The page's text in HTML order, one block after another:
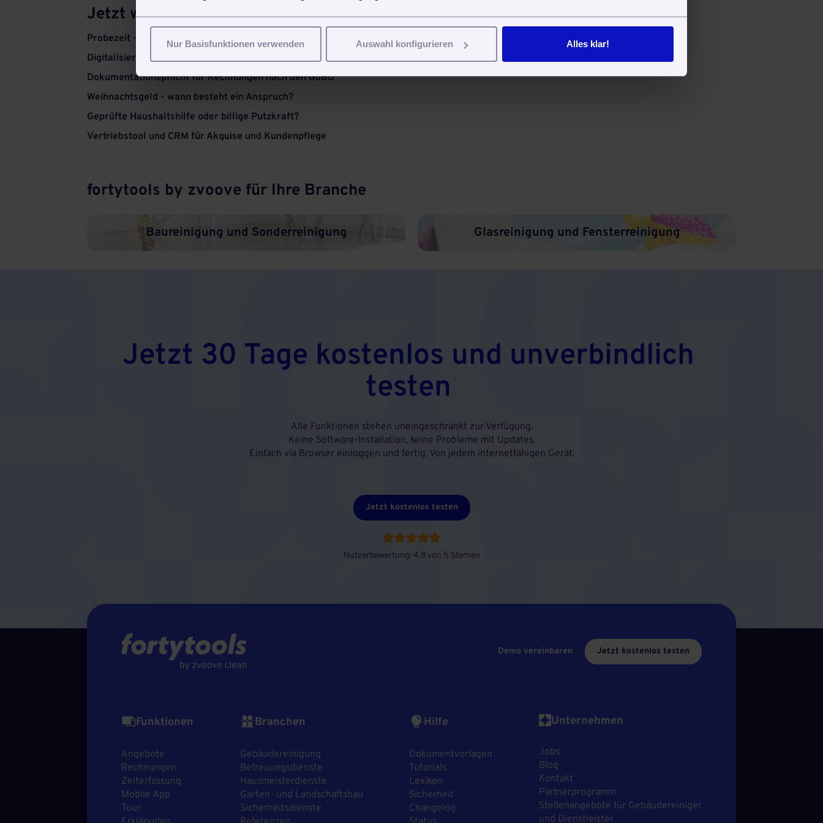
Nur Basisfunktionen verwenden Auswahl konfigurieren Alles klar!
Jetzt weiterlesen
Probezeit - Was ich als Arbeitgeber wissen muss
Digitalisierung in der Gebäudereinigung
Dokumentationspflicht für Rechnungen nach den GoBD
Weihnachtsgeld - wann besteht ein Anspruch?
Geprüfte Haushaltshilfe oder billige Putzkraft?
Vertriebstool und CRM für Akquise und Kundenpflege
fortytools by zvoove für Ihre Branche
Baureinigung und Sonderreinigung Glasreinigung und Fensterreinigung
Jetzt 30 Tage kostenlos und unverbindlich
testen
Alle Funktionen stehen uneingeschränkt zur Verfügung.
Keine Software-Installation, keine Probleme mit Updates.
Einfach via Browser einloggen und fertig. Von jedem internetfähigen Gerät.
Jetzt kostenlos testen
Nutzerbewertung: 4,8 von 5 Sternen
Demo vereinbaren Jetzt kostenlos testen
Funktionen
Angebote
Rechnungen
Zeiterfassung
Mobile App
Tour
Branchen
Gebäudereinigung
Betreuungsdienste
Hausmeisterdienste
Garten- und Landschaftsbau
Sicherheitsdienste
Hilfe
Dokumentvorlagen
Tutorials
Lexikon
Sicherheit
Changelog
Unternehmen
Jobs
Blog
Kontakt
Partnerprogramm
Stellenangebote für Gebäudereiniger
und Dienstleister